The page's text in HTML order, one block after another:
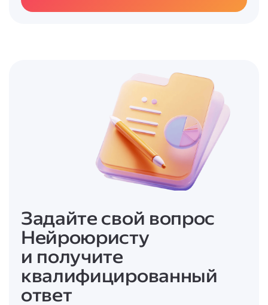
Важные нюансы:
* важно учитывать полную стоимость
кредита (ПСК), а не только процентную
Задайте свой вопрос
Нейроюристу
и получите
квалифицированный
ответ